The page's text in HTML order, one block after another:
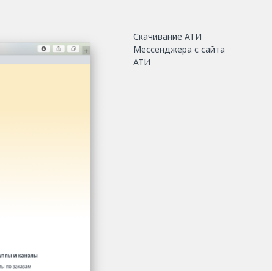
Скачивание АТИ
Мессенджера c сайта
АТИ